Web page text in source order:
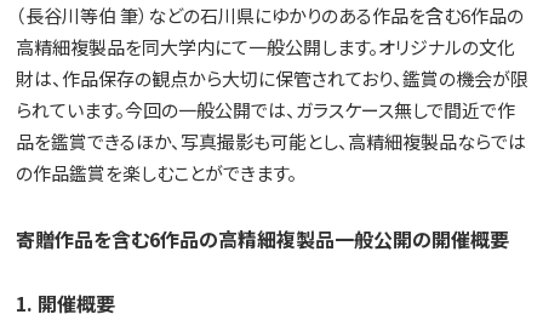
（長谷川等伯 筆）などの石川県にゆかりのある作品を含む6作品の
高精細複製品を同大学内にて一般公開します。オリジナルの文化
財は、作品保存の観点から大切に保管されており、鑑賞の機会が限
られています。今回の一般公開では、ガラスケース無しで間近で作
品を鑑賞できるほか、写真撮影も可能とし、高精細複製品ならでは
の作品鑑賞を楽しむことができます。
寄贈作品を含む6作品の高精細複製品一般公開の開催概要
1. 開催概要